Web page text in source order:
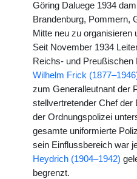
Göring Daluege 1934
Brandenburg, Pommern,
Mitte neu zu organisieren
Seit November 1934
Reichs- und
Wilhelm Frick
zum Generalleutnant der
stellvertretender Chef der
der Ordnungspolizei
gesamte uniformierte
sein Einflussbereich war
Heydrich (1904–1942)
begrenzt.